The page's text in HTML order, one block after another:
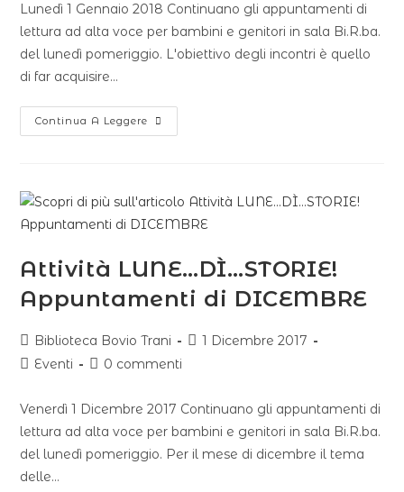
Lunedì 1 Gennaio 2018 Continuano gli appuntamenti di
lettura ad alta voce per bambini e genitori in sala Bi.R.ba.
del lunedì pomeriggio. L'obiettivo degli incontri è quello
di far acquisire…
Continua A Leggere
Attività LUNE…DÌ…STORIE!
Appuntamenti di DICEMBRE
Biblioteca Bovio Trani
1 Dicembre 2017
Eventi
0 commenti
Venerdì 1 Dicembre 2017 Continuano gli appuntamenti di
lettura ad alta voce per bambini e genitori in sala Bi.R.ba.
del lunedì pomeriggio. Per il mese di dicembre il tema
delle…